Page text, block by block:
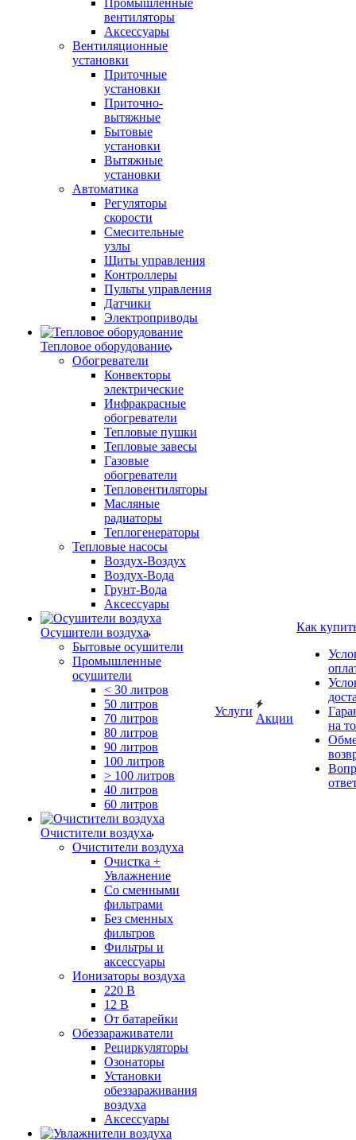
Промышленные
вентиляторы
Аксессуары
Вентиляционные
установки
Приточные
установки
Приточно-
вытяжные
Бытовые
установки
Вытяжные
установки
Автоматика
Регуляторы
скорости
Смесительные
узлы
Щиты управления
Контроллеры
Пульты управления
Датчики
Электроприводы
Тепловое оборудование
Обогреватели
Конвекторы
электрические
Инфракрасные
обогреватели
Тепловые пушки
Тепловые завесы
Газовые
обогреватели
Тепловентиляторы
Масляные
радиаторы
Теплогенераторы
Тепловые насосы
Воздух-Воздух
Воздух-Вода
Грунт-Вода
Аксессуары
Осушители воздуха
Бытовые осушители
Промышленные
осушители
< 30 литров
50 литров
70 литров
80 литров
90 литров
100 литров
> 100 литров
40 литров
60 литров
Очистители воздуха
Очистители воздуха
Очистка +
Увлажнение
Cо сменными
фильтрами
Без сменных
фильтров
Фильтры и
аксессуары
Ионизаторы воздуха
220 В
12 В
От батарейки
Обеззараживатели
Рециркуляторы
Озонаторы
Установки
обеззараживания
воздуха
Аксессуары
Услуги
Акции
Как
на